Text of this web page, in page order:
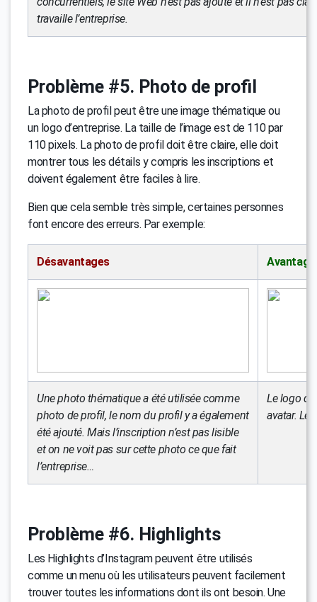
travaille l’entreprise.
Problème #5. Photo de profil
La photo de profil peut être une image thématique ou
un logo d’entreprise. La taille de l’image est de 110 par
110 pixels. La photo de profil doit être claire, elle doit
montrer tous les détails y compris les inscriptions et
doivent également être faciles à lire.
Bien que cela semble très simple, certaines personnes
font encore des erreurs. Par exemple:
Désavantages
Une photo thématique a été utilisée comme
photo de profil, le nom du profil y a également
été ajouté. Mais l’inscription n’est pas lisible
et on ne voit pas sur cette photo ce que fait
l’entreprise…
Le logo
avatar. Le
Problème #6. Highlights
Les Highlights d’Instagram peuvent être utilisés
comme un menu où les utilisateurs peuvent facilement
trouver toutes les informations dont ils ont besoin. Une